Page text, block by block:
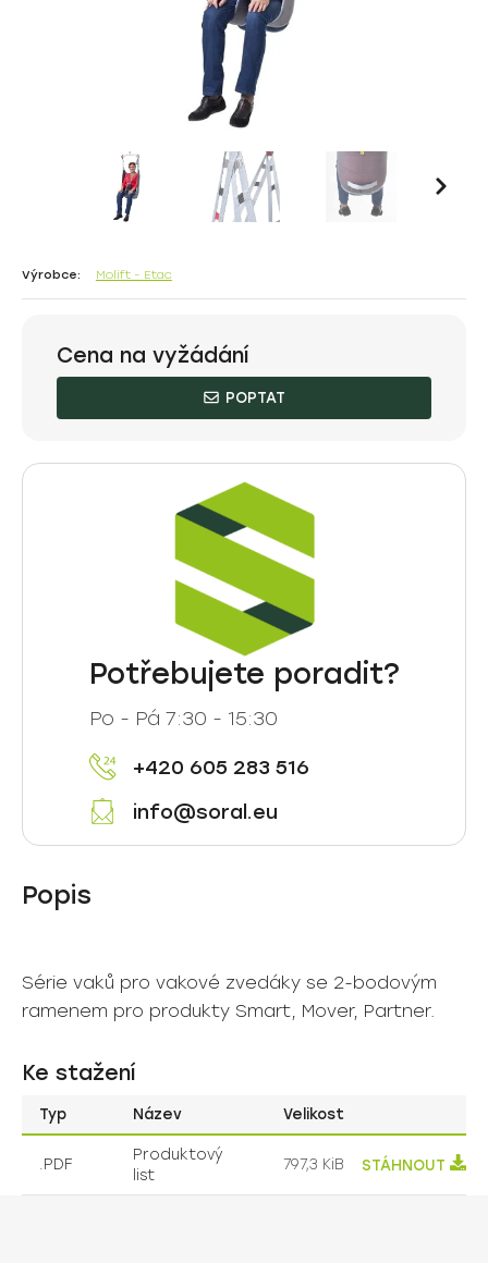
Výrobce: Molift - Etac
Cena na vyžádání
POPTAT
Potřebujete poradit?
Po - Pá 7:30 - 15:30
+420 605 283 516
info@soral.eu
Popis
Série vaků pro vakové zvedáky se 2-bodovým
ramenem pro produkty Smart, Mover, Partner.
Ke stažení
Typ Název Velikost
.PDF
Produktový
list
797,3 KiB